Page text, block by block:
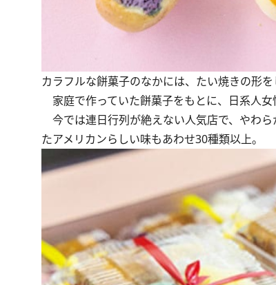
カラフルな餅菓子のなかには、たい焼きの形を
家庭で作っていた餅菓子をもとに、日系人女
今では連日行列が絶えない人気店で、やわ
たアメリカンらしい味もあわせ30種類以上。